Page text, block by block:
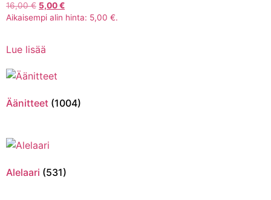
16,00€ 5,00€
Aikaisempi alin hinta: 5,00 €.
Lue lisää
Äänitteet (1004)
Alelaari (531)